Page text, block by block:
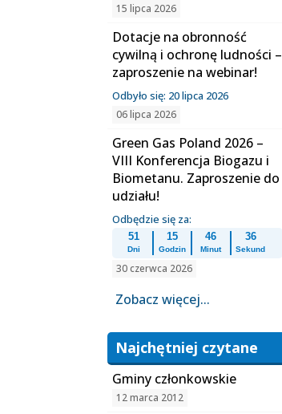
15 lipca 2026
Dotacje na obronność
cywilną i ochronę ludności –
zaproszenie na webinar!
Odbyło się: 20 lipca 2026
06 lipca 2026
Green Gas Poland 2026 –
VIII Konferencja Biogazu i
Biometanu. Zaproszenie do
udziału!
Odbędzie się za:
51
Dni
15
Godzin
46
Minut
36
Sekund
30 czerwca 2026
Zobacz więcej...
Najchętniej czytane
Gminy członkowskie
12 marca 2012